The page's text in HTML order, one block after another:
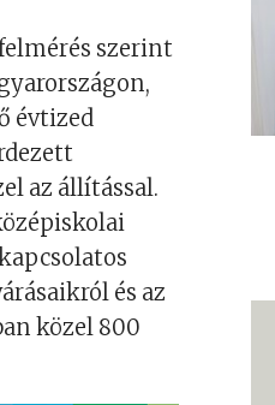
szerint
évtized
az állítással.
és az
közel 800